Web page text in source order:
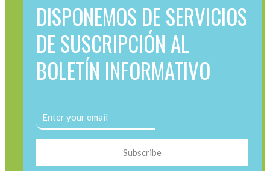
DISPONEMOS DE SERVICIOS
DE SUSCRIPCIÓN AL
BOLETÍN INFORMATIVO
Subscribe